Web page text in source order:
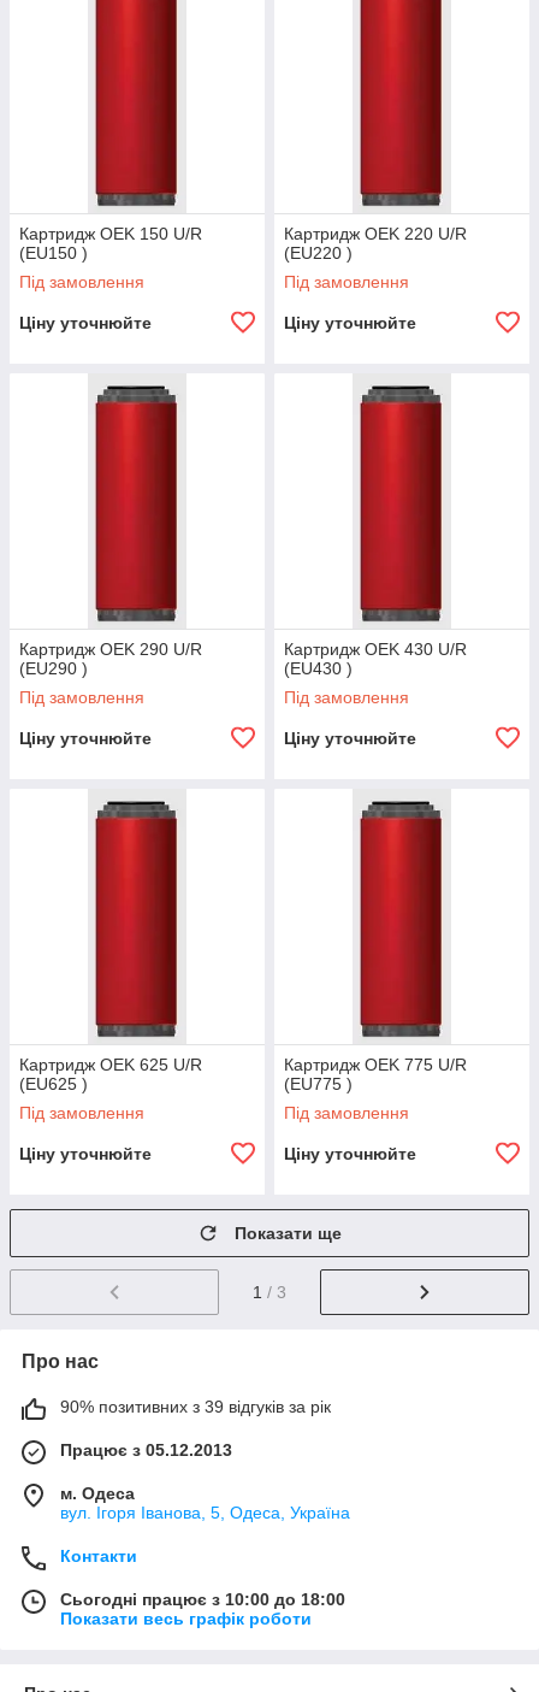
Картридж OEK 150 U/R
(EU150 )
Під замовлення
Ціну уточнюйте
Картридж OEK 220 U/R
(EU220 )
Під замовлення
Ціну уточнюйте
Картридж OEK 290 U/R
(EU290 )
Під замовлення
Ціну уточнюйте
Картридж OEK 430 U/R
(EU430 )
Під замовлення
Ціну уточнюйте
Картридж OEK 625 U/R
(EU625 )
Під замовлення
Ціну уточнюйте
Картридж OEK 775 U/R
(EU775 )
Під замовлення
Ціну уточнюйте
Показати ще
1 / 3
Про нас
90% позитивних з 39 відгуків за рік
Працює з 05.12.2013
м. Одеса
вул. Ігоря Іванова, 5, Одеса, Україна
Контакти
Сьогодні працює з 10:00 до 18:00
Показати весь графік роботи